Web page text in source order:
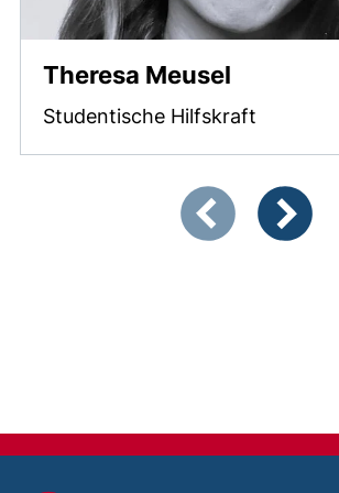
Theresa Meusel
Studentische Hilfskraft
Zeigt Folie 1 von 4